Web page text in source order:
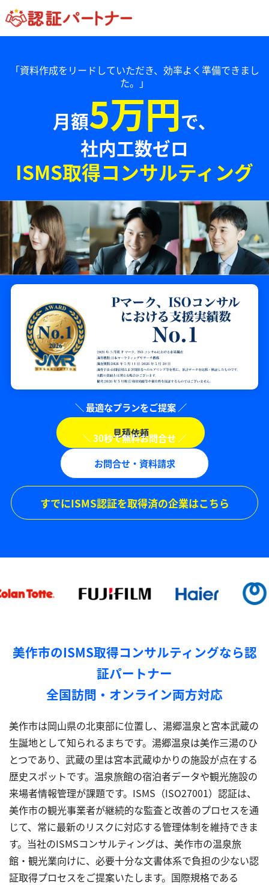
「資料作成をリードしていただき、効率よく準備できまし
た。」
月額5万円で、
社内工数ゼロ
ISMS取得コンサルティング
見積依頼
お問合せ・資料請求
すでにISMS認証を取得済の企業はこちら
美作市のISMS取得コンサルティングなら認
証パートナー
全国訪問・オンライン両方対応
美作市は岡山県の北東部に位置し、湯郷温泉と宮本武蔵の
生誕地として知られるまちです。湯郷温泉は美作三湯のひ
とつであり、武蔵の里は宮本武蔵ゆかりの施設が点在する
歴史スポットです。温泉旅館の宿泊者データや観光施設の
来場者情報管理が課題です。ISMS（ISO27001）認証は、
美作市の観光事業者が継続的な監査と改善のプロセスを通
じて、常に最新のリスクに対応する管理体制を維持できま
す。当社のISMSコンサルティングは、美作市の温泉旅
館・観光業向けに、必要十分な文書体系で負担の少ない認
証取得プロセスをご提案いたします。国際規格である